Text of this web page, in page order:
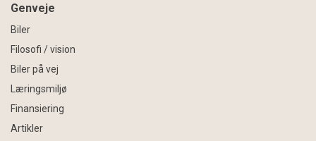
Genveje
Biler
Filosofi / vision
Biler på vej
Læringsmiljø
Finansiering
Artikler